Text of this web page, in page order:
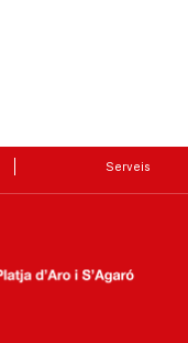
Serveis